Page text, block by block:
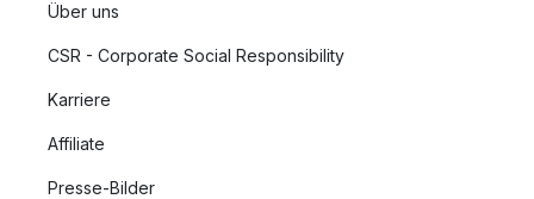
Über uns
CSR - Corporate Social Responsibility
Karriere
Affiliate
Presse-Bilder